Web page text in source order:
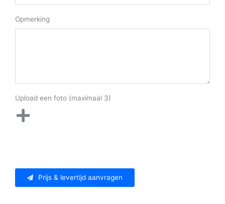
Opmerking
Upload een foto (maximaal 3)
Prijs & levertijd aanvragen